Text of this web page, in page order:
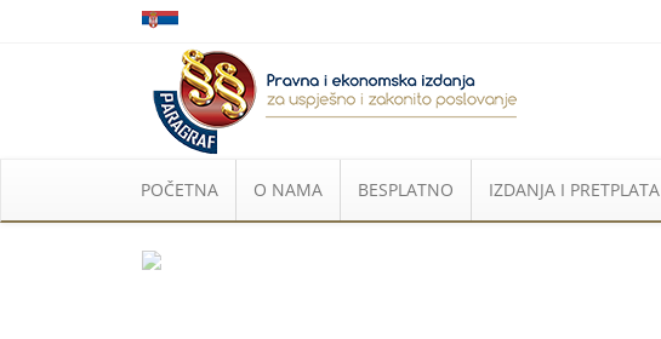
POČETNA O NAMA BESPLATNO IZDANJA I PRETPLATA